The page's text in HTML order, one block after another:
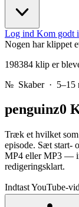
Log ind Kom godt
Nogen har klippet
198384 klip er
№ Skaber · 5–15
penguinz0
Træk et hvilket
episode. Sæt start-
MP4 eller MP3 —
redigeringsklart.
Indtast YouTube-